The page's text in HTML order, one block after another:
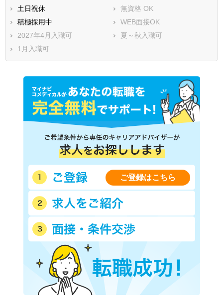
土日祝休
無資格 OK
積極採用中
WEB面接OK
2027年4月入職可
夏～秋入職可
1月入職可
ご登録はこちら